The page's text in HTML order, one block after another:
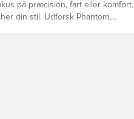
på præcision, fart eller komfort,
din stil. Udforsk Phantom,